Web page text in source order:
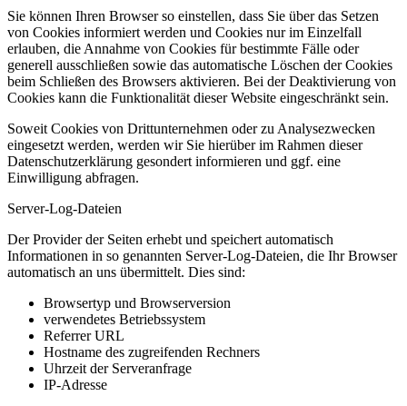
Sie können Ihren Browser so einstellen, dass Sie über das Setzen
von Cookies informiert werden und Cookies nur im Einzelfall
erlauben, die Annahme von Cookies für bestimmte Fälle oder
generell ausschließen sowie das automatische Löschen der Cookies
beim Schließen des Browsers aktivieren. Bei der Deaktivierung von
Cookies kann die Funktionalität dieser Website eingeschränkt sein.
Soweit Cookies von Drittunternehmen oder zu Analysezwecken
eingesetzt werden, werden wir Sie hierüber im Rahmen dieser
Datenschutzerklärung gesondert informieren und ggf. eine
Einwilligung abfragen.
Server-Log-Dateien
Der Provider der Seiten erhebt und speichert automatisch
Informationen in so genannten Server-Log-Dateien, die Ihr Browser
automatisch an uns übermittelt. Dies sind:
Browsertyp und Browserversion
verwendetes Betriebssystem
Referrer URL
Hostname des zugreifenden Rechners
Uhrzeit der Serveranfrage
IP-Adresse